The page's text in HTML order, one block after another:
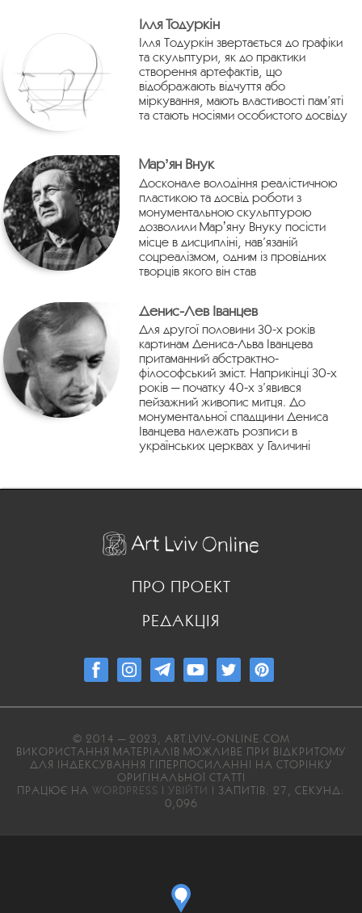
Ілля Тодуркін
Ілля Тодуркін звертається до графіки
та скульптури, як до практики
створення артефактів, що
відображають відчуття або
міркування, мають властивості пам’яті
та стають носіями особистого досвіду
Марʼян Внук
Досконале володіння реалістичною
пластикою та досвід роботи з
монументальною скульптурою
дозволили Марʼяну Внуку посісти
місце в дисципліні, нав’язаній
соцреалізмом, одним із провідних
творців якого він став
Денис-Лев Іванцев
Для другої половини 30-х років
картинам Дениса-Льва Іванцева
притаманний абстрактно-
філософський зміст. Наприкінці 30-х
років — початку 40-х з’явився
пейзажний живопис митця. До
монументальної спадщини Дениса
Іванцева належать розписи в
українських церквах у Галичині
ПРО ПРОЕКТ
РЕДАКЦІЯ
© 2014 — 2023, ART.LVIV-ONLINE.COM
ВИКОРИСТАННЯ МАТЕРІАЛІВ МОЖЛИВЕ ПРИ ВІДКРИТОМУ
ДЛЯ ІНДЕКСУВАННЯ ГІПЕРПОСИЛАННІ НА СТОРІНКУ
ОРИГІНАЛЬНОЇ СТАТТІ
ПРАЦЮЄ НА WORDPRESS | УВІЙТИ | ЗАПИТІВ: 27, СЕКУНД:
0,096